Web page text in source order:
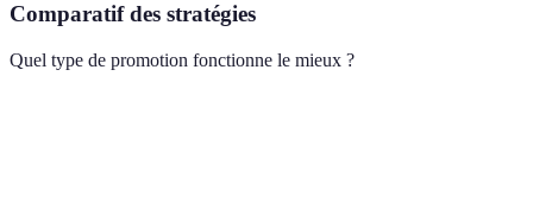
Comparatif des stratégies
Quel type de promotion fonctionne le mieux ?